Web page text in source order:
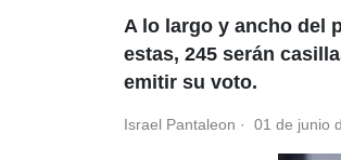
A lo largo y ancho del
estas, 245 serán
emitir su voto.
Israel Pantaleon · 01 de junio